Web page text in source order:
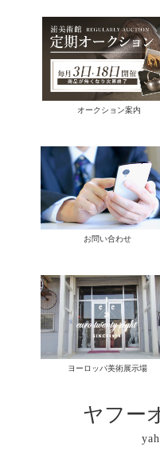
オークション案内
お問い合わせ
ヨーロッパ美術展示場
ヤフー